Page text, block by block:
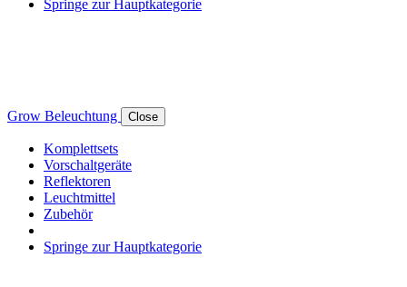
Springe zur Hauptkategorie
Grow Beleuchtung Close
Komplettsets
Vorschaltgeräte
Reflektoren
Leuchtmittel
Zubehör
Springe zur Hauptkategorie